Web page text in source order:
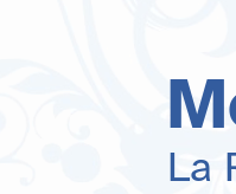
recherche
La